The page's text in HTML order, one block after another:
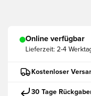
Online verfügbar
Lieferzeit: 2-4
Kostenloser
30 Tage